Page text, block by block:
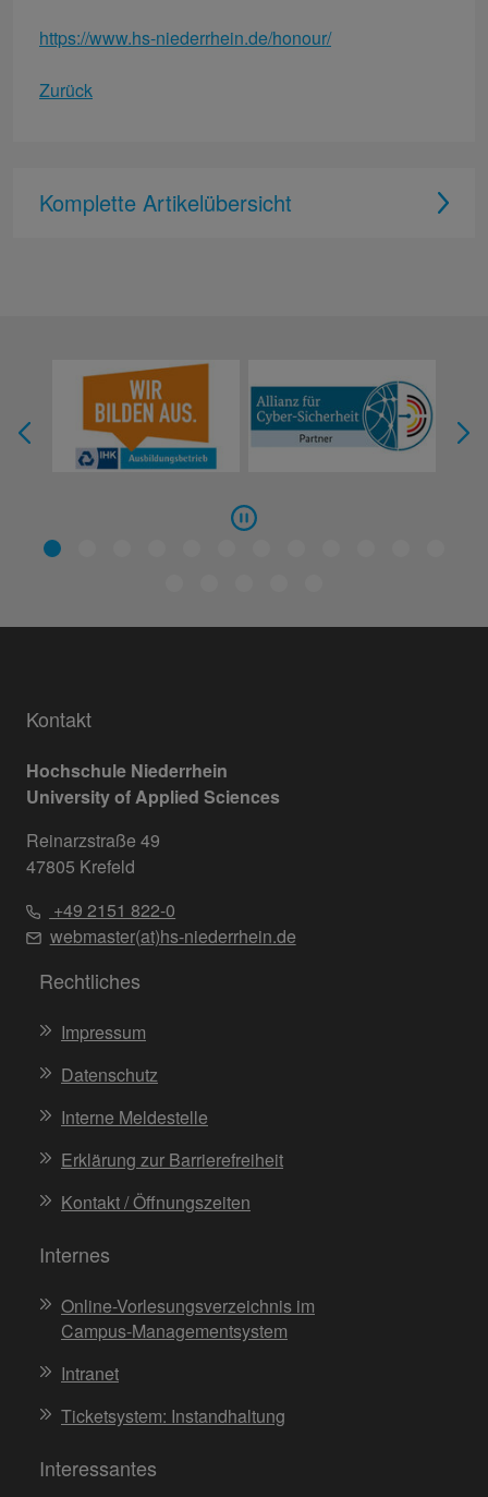
https://www.hs-niederrhein.de/honour/
Zurück
Komplette Artikelübersicht
Kontakt
Hochschule Niederrhein
University of Applied Sciences
Reinarzstraße 49
47805 Krefeld
+49 2151 822-0
webmaster(at)hs-niederrhein.de
Rechtliches
Impressum
Datenschutz
Interne Meldestelle
Erklärung zur Barrierefreiheit
Kontakt / Öffnungszeiten
Internes
Online-Vorlesungsverzeichnis im
Campus-Managementsystem
Intranet
Ticketsystem: Instandhaltung
Interessantes